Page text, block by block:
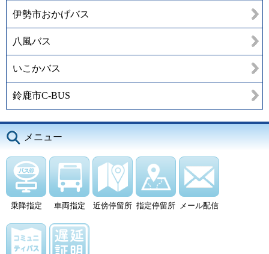
伊勢市おかげバス
八風バス
いこかバス
鈴鹿市C-BUS
メニュー
乗降指定 車両指定 近傍停留所 指定停留所 メール配信